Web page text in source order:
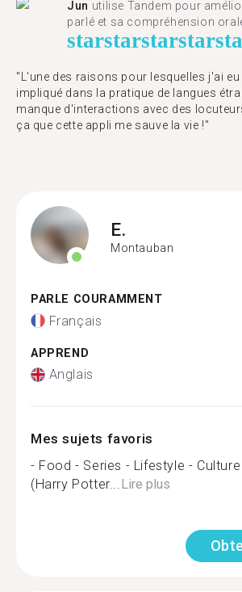
Jun utilise Tandem pour
parlé et sa compréhension
starstarstarstar
"L'une des raisons pour lesquelles j'ai
impliqué dans la pratique de langues
manque d'interactions avec des
ça que cette appli me sauve la vie !"
E.
Montauban
PARLE COURAMMENT
Français
APPREND
Anglais
Mes sujets favoris
- Food - Series - Lifestyle -
(Harry Potter...Lire plus